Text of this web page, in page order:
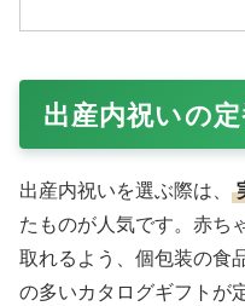
出産内祝いの
出産内祝いを選ぶ際は、
たものが人気です。赤ち
取れるよう、個包装の食
の多いカタログギフトが